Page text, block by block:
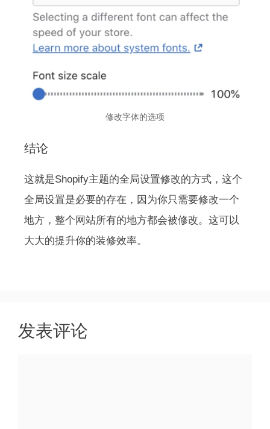
修改字体的选项
结论
这就是Shopify主题的全局设置修改的方式，这个
全局设置是必要的存在，因为你只需要修改一个
地方，整个网站所有的地方都会被修改。这可以
大大的提升你的装修效率。
发表评论